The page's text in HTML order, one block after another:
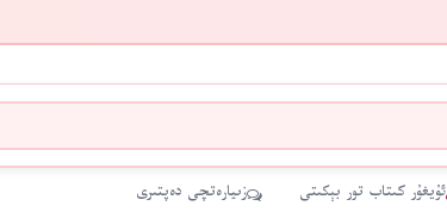
ئۇيغۇر كىتاب تور بېكىتى زىيارەتچى دەپتىرى